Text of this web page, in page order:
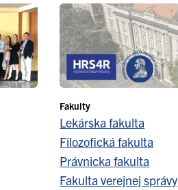
Fakulty
Lekárska fakulta
Filozofická fakulta
Právnicka fakulta
Fakulta verejnej správy